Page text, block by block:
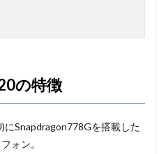
の特徴
にSnapdragon778Gを搭載した
ォン。